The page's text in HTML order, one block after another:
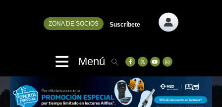
ZONA DE SOCIOS Suscríbete
Menú